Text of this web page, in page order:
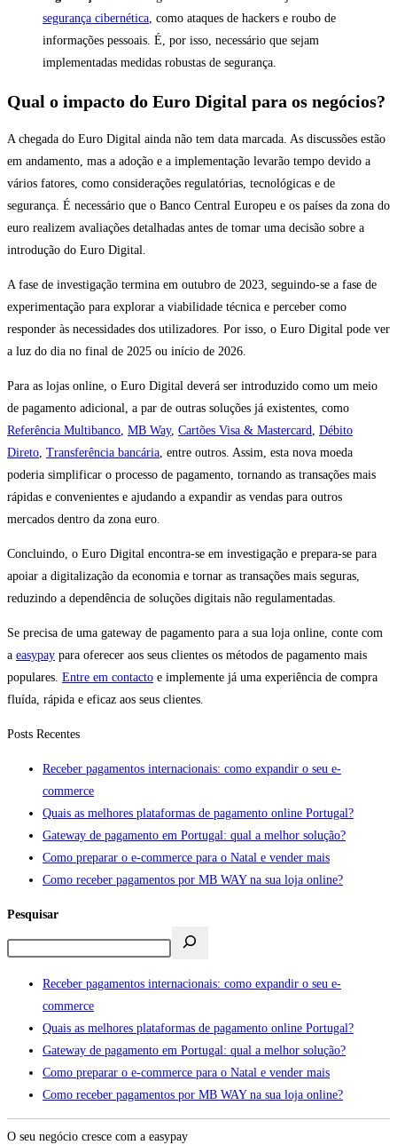
segurança cibernética , como ataques de hackers e roubo de
informações pessoais. É, por isso, necessário que sejam
implementadas medidas robustas de segurança.
Qual o impacto do Euro Digital para os negócios?
A chegada do Euro Digital ainda não tem data marcada. As discussões estão
em andamento, mas a adoção e a implementação levarão tempo devido a
vários fatores, como considerações regulatórias, tecnológicas e de
segurança. É necessário que o Banco Central Europeu e os países da zona do
euro realizem avaliações detalhadas antes de tomar uma decisão sobre a
introdução do Euro Digital.
A fase de investigação termina em outubro de 2023, seguindo-se a fase de
experimentação para explorar a viabilidade técnica e perceber como
responder às necessidades dos utilizadores. Por isso, o Euro Digital pode ver
a luz do dia no final de 2025 ou início de 2026.
Para as lojas online, o Euro Digital deverá ser introduzido como um meio
de pagamento adicional, a par de outras soluções já existentes, como
Referência Multibanco, MB Way, Cartões Visa & Mastercard, Débito
Direto, Transferência bancária, entre outros. Assim, esta nova moeda
poderia simplificar o processo de pagamento, tornando as transações mais
rápidas e convenientes e ajudando a expandir as vendas para outros
mercados dentro da zona euro.
Concluindo, o Euro Digital encontra-se em investigação e prepara-se para
apoiar a digitalização da economia e tornar as transações mais seguras,
reduzindo a dependência de soluções digitais não regulamentadas.
Se precisa de uma gateway de pagamento para a sua loja online, conte com
a easypay para oferecer aos seus clientes os métodos de pagamento mais
populares. Entre em contacto e implemente já uma experiência de compra
fluída, rápida e eficaz aos seus clientes.
Posts Recentes
Receber pagamentos internacionais: como expandir o seu e-
commerce
Quais as melhores plataformas de pagamento online Portugal?
Gateway de pagamento em Portugal: qual a melhor solução?
Como preparar o e-commerce para o Natal e vender mais
Como receber pagamentos por MB WAY na sua loja online?
Pesquisar
Receber pagamentos internacionais: como expandir o seu e-
commerce
Quais as melhores plataformas de pagamento online Portugal?
Gateway de pagamento em Portugal: qual a melhor solução?
Como preparar o e-commerce para o Natal e vender mais
Como receber pagamentos por MB WAY na sua loja online?
O seu negócio cresce com a easypay